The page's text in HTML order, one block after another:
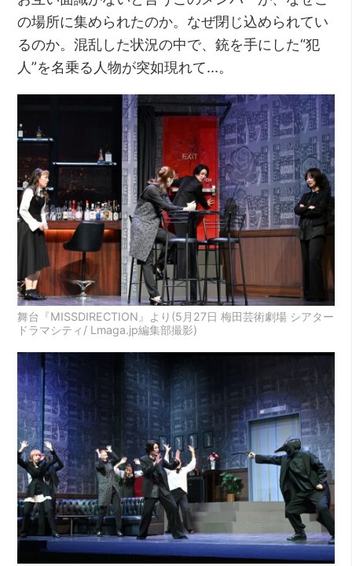
の場所に集められたのか。なぜ閉じ込められてい
るのか。混乱した状況の中で、銃を手にした“犯
人”を名乗る人物が突如現れて…。
舞台『MISSDIRECTION』より(5月27日 梅田芸術劇場 シアター
ドラマシティ/ Lmaga.jp編集部撮影)